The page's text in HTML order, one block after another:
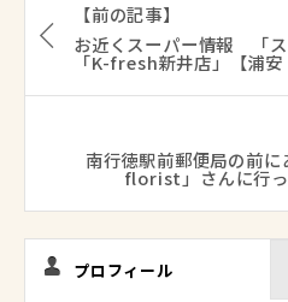
【前の記事】
お近くスーパー情報 「ス
「K-fresh新井店」【浦安
南行徳駅前郵便局の前
florist」さんに行っ
プロフィール